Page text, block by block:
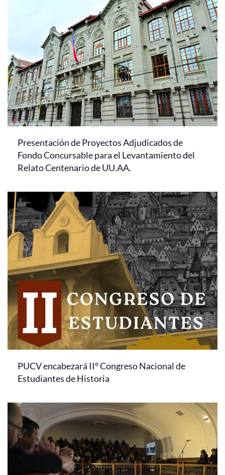
Presentación de Proyectos Adjudicados de
Fondo Concursable para el Levantamiento del
Relato Centenario de UU.AA.
PUCV encabezará II° Congreso Nacional de
Estudiantes de Historia